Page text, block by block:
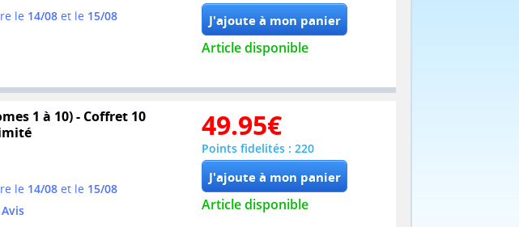
le 14/08et le 15/08
Article disponible
1 à 10) - Coffret 10
le 14/08et le 15/08
49.95€
Points fidelités : 220
Article disponible